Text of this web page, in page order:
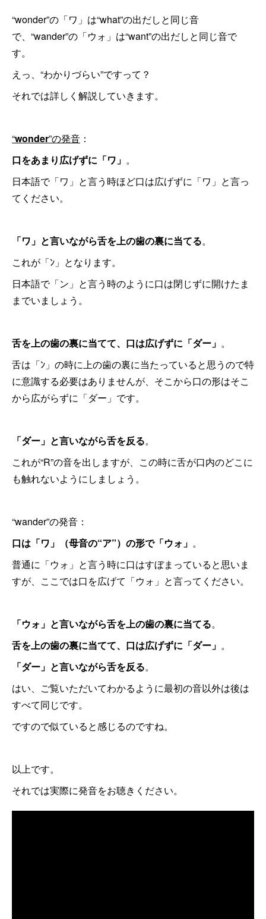
“wonder”の「ワ」は“what”の出だしと同じ音
で、“wander”の「ウォ」は“want”の出だしと同じ音で
す。
えっ、“わかりづらい”ですって？
それでは詳しく解説していきます。
“wonder”の発音 ：
口をあまり広げずに「ワ」 。
日本語で「ワ」と言う時ほど口は広げずに「ワ」と言っ
てください。
「ワ」と言いながら舌を上の歯の裏に当てる。
これが「ﾝ」となります。
日本語で「ン」と言う時のように口は閉じずに開けたま
までいましょう。
舌を上の歯の裏に当てて、口は広げずに「ダー」 。
舌は「ﾝ」の時に上の歯の裏に当たっていると思うので特
に意識する必要はありませんが、そこから口の形はそこ
から広がらずに「ダー」です。
「ダー」と言いながら舌を反る。
これが“R”の音を出しますが、この時に舌が口内のどこに
も触れないようにしましょう。
“wander”の発音：
口は「ワ」（母音の“ア”）の形で「ウォ」 。
普通に「ウォ」と言う時に口はすぼまっていると思いま
すが、ここでは口を広げて「ウォ」と言ってください。
「ウォ」と言いながら舌を上の歯の裏に当てる。
舌を上の歯の裏に当てて、口は広げずに「ダー」 。
「ダー」と言いながら舌を反る。
はい、ご覧いただいてわかるように最初の音以外は後は
すべて同じです。
ですので似ていると感じるのですね。
以上です。
それでは実際に発音をお聴きください。